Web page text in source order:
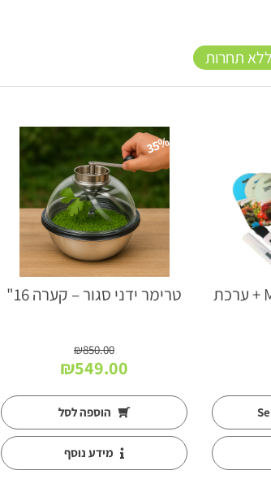
ללא תחרות
מערכת הידרופונית M + ערכת
הוא:
₪498.00.
35%
טרימר ידני סגור – קערה 16"
₪850.00
המחיר
היה:
₪850.00.
₪549.00
הוא:
₪549.00.הוספה לסל
מידע נוסף